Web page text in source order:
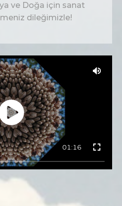
ve Doğa için sanat
dileğimizle!
01:16